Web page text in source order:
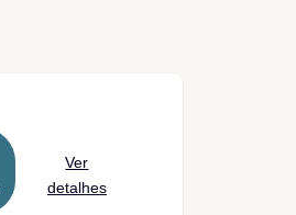
Ver
detalhes